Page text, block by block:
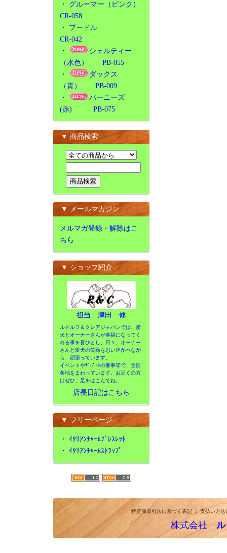
・ グルーマー（ピンク）
CR-058
・ プードル
CR-042
・
シェルティー
（水色） PB-055
・
ダックス
（青） PB-009
・
バーニーズ
(赤) PB-075
▼ 商品検索
▼ メールマガジン
メルマガ登録・解除はこ
ちら
▼ ショップ紹介
担当 津田 修
ルドルフ＆クレアジャパンでは、愛
犬とオーナーさんが幸福になってく
れる事を喜びとし、日々、オーナー
さんと愛犬の笑顔を思い浮かべなが
ら、頑張っています。
イベントやﾃﾞﾊﾟｰﾄの催事等で、全国
各地をまわっています。お近くの方
はぜひ、足をはこんでね。
店長日記はこちら
▼ フリーページ
・ ｲﾀﾘｱﾝﾁｬｰﾑﾌﾞﾚｽﾚｯﾄ
・ ｲﾀﾘｱﾝﾁｬｰﾑｽﾄﾗｯﾌﾟ
特定商取引法に基づく表記｜支払い方法
株式会社